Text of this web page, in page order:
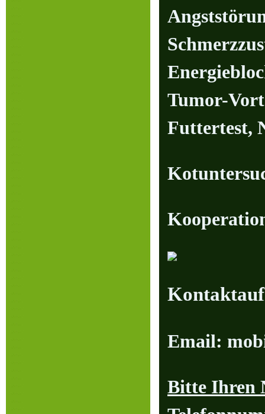
Tumor-
Futtertest,
Email:
Bitte Ihren